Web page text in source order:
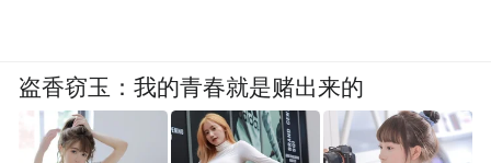
盗香窃玉：我的青春就是赌出来的